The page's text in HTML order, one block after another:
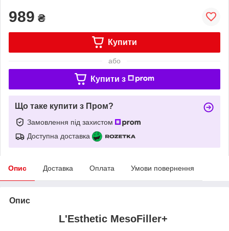
989 ₴
Купити
або
Купити з
Що таке купити з Пром?
Замовлення під захистом
Доступна доставка
Опис Доставка Оплата Умови повернення
Опис
L'Esthetic MesoFiller+